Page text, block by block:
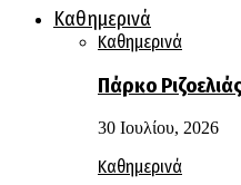
Καθημερινά
Καθημερινά
Πάρκο
30 Ιουλίου, 2026
Καθημερινά